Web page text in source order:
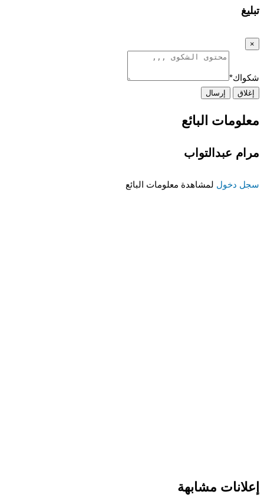
تبليغ
×
شكواك*
إغلاق إرسال
معلومات البائع
مرام عبدالتواب
سجل دخول لمشاهدة معلومات البائع
إعلانات مشابهة